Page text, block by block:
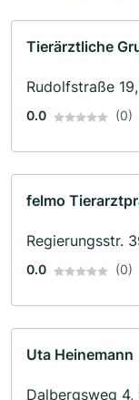
Tierärztliche
Rudolfstraße
0.0 (0)
felmo
Regierungsstr.
0.0 (0)
Uta Heinemann
Dalbergsweg